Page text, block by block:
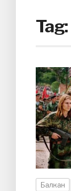
Tag:
Балкан